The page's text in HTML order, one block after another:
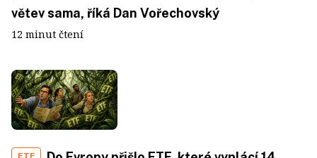
větev sama, říká Dan Vořechovský
12 minut čtení
ETF